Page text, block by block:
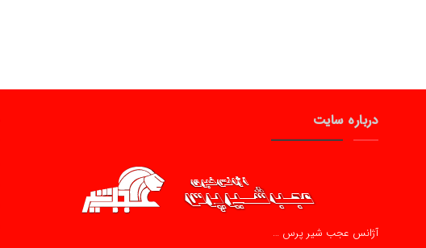
درباره سایت
آژانس عجب شیر پرس …